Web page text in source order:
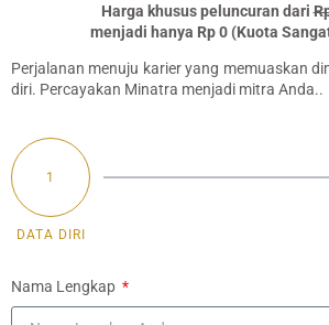
Harga khusus peluncuran dari
menjadi hanya Rp 0 (Kuota
Perjalanan menuju karier yang memuaskan
diri. Percayakan Minatra menjadi mitra Anda..
1
DATA DIRI
Nama Lengkap